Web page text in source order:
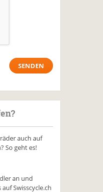
auch auf
So geht es!
an und
Swisscycle.ch